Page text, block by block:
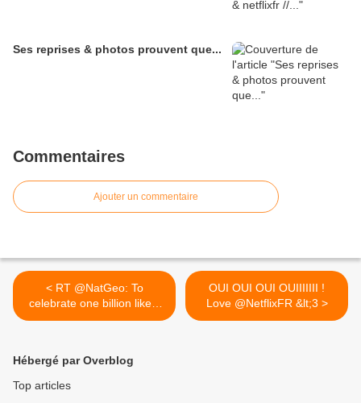
Ses reprises & photos prouvent que...
Commentaires
Ajouter un commentaire
< RT @NatGeo: To
celebrate one billion likes,
see...
OUI OUI OUI OUIIIIIII !
Love @NetflixFR &lt;3 >
Hébergé par Overblog
Top articles